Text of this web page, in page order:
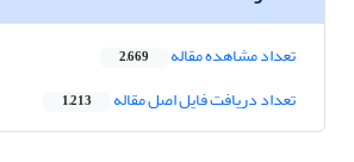
تعداد مشاهده مقاله 2,669
تعداد دریافت فایل اصل مقاله 1,213